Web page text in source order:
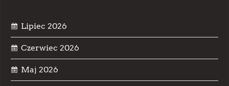
Lipiec 2026
Czerwiec 2026
Maj 2026